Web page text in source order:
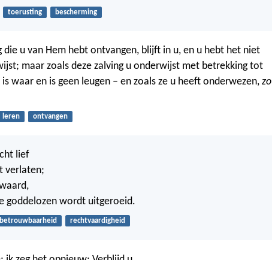
toerusting bescherming
die u van Hem hebt ontvangen, blijft in u, en u hebt het niet
maar zoals deze zalving u onderwijst met betrekking tot
is waar en is geen leugen – en zoals ze u heeft onderwezen, zo
leren ontvangen
lief
verlaten;
goddelozen wordt uitgeroeid.
betrouwbaarheid rechtvaardigheid